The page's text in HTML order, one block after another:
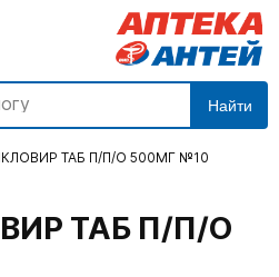
Найти
ТАБ П/П/О 500МГ №10
ТАБ П/П/О